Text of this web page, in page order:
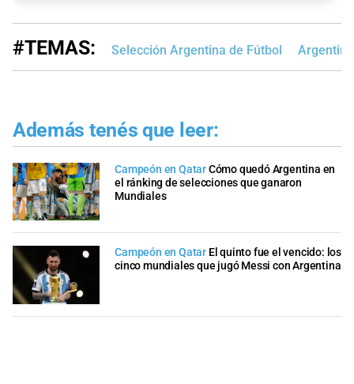
#TEMAS: Selección Argentina de Fútbol
Además tenés que leer:
Campeón en QatarCómo quedó Argentina en
el ránking de selecciones que ganaron
Mundiales
Campeón en Qatar El quinto fue el vencido: los
cinco mundiales que jugó Messi con Argentina